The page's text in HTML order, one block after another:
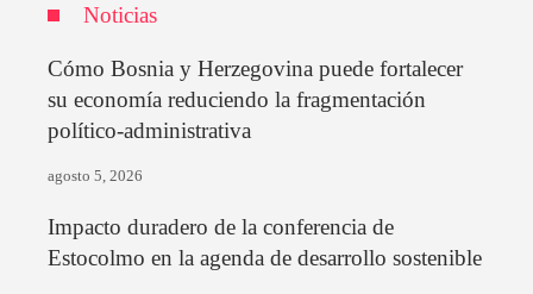
Noticias
Cómo Bosnia y Herzegovina puede fortalecer
su economía reduciendo la fragmentación
político-administrativa
agosto 5, 2026
Impacto duradero de la conferencia de
Estocolmo en la agenda de desarrollo sostenible